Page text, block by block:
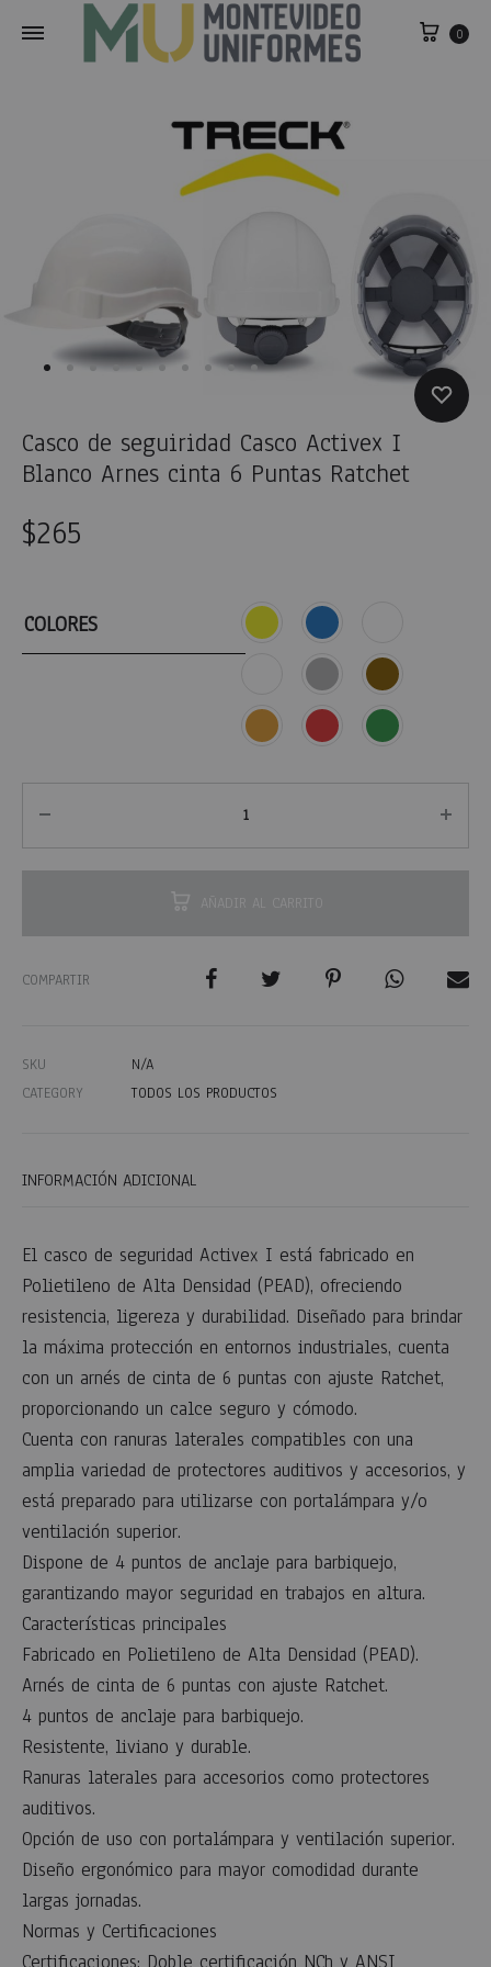
0
Casco de seguiridad Casco Activex I
Blanco Arnes cinta 6 Puntas Ratchet
$265
COLORES
AÑADIR AL CARRITO
COMPARTIR
SKU
N/A
CATEGORY
TODOS LOS PRODUCTOS
INFORMACIÓN ADICIONAL
El casco de seguridad Activex I está fabricado en
Polietileno de Alta Densidad (PEAD), ofreciendo
resistencia, ligereza y durabilidad. Diseñado para brindar
la máxima protección en entornos industriales, cuenta
con un arnés de cinta de 6 puntas con ajuste Ratchet,
proporcionando un calce seguro y cómodo.
Cuenta con ranuras laterales compatibles con una
amplia variedad de protectores auditivos y accesorios, y
está preparado para utilizarse con portalámpara y/o
ventilación superior.
Dispone de 4 puntos de anclaje para barbiquejo,
garantizando mayor seguridad en trabajos en altura.
Características principales
Fabricado en Polietileno de Alta Densidad (PEAD).
Arnés de cinta de 6 puntas con ajuste Ratchet.
4 puntos de anclaje para barbiquejo.
Resistente, liviano y durable.
Ranuras laterales para accesorios como protectores
auditivos.
Opción de uso con portalámpara y ventilación superior.
Diseño ergonómico para mayor comodidad durante
largas jornadas.
Normas y Certificaciones